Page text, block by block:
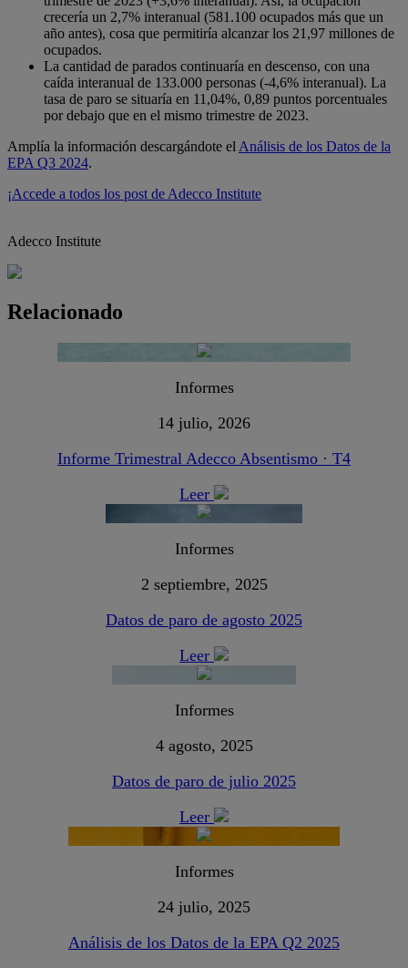
crecería un 2,7% interanual (581.100 ocupados más que un
año antes), cosa que permitiría alcanzar los 21,97 millones de
ocupados.
La cantidad de parados continuaría en descenso, con una
caída interanual de 133.000 personas (-4,6% interanual). La
tasa de paro se situaría en 11,04%, 0,89 puntos porcentuales
por debajo que en el mismo trimestre de 2023.
Amplía la información descargándote el Análisis de los Datos de la
EPA Q3 2024.
¡Accede a todos los post de Adecco Institute
Adecco Institute
Relacionado
Informes
14 julio, 2026
Informe Trimestral Adecco Absentismo · T4
Leer
Informes
2 septiembre, 2025
Datos de paro de agosto 2025
Leer
Informes
4 agosto, 2025
Datos de paro de julio 2025
Leer
Informes
24 julio, 2025
Análisis de los Datos de la EPA Q2 2025